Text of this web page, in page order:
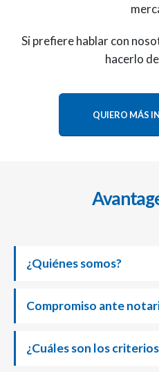
Si prefiere hablar con
hacerlo
QUIERO MÁS
¿Quiénes somos?
Compromiso ante
¿Cuáles son los